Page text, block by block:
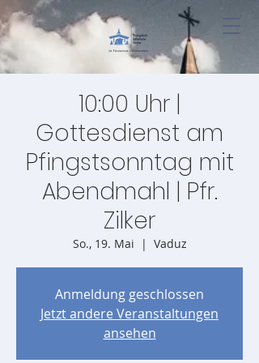
10:00 Uhr |
Gottesdienst am
Pfingstsonntag mit
Abendmahl | Pfr.
Zilker
So., 19. Mai
  |
Vaduz
Anmeldung geschlossen
Jetzt andere Veranstaltungen
ansehen